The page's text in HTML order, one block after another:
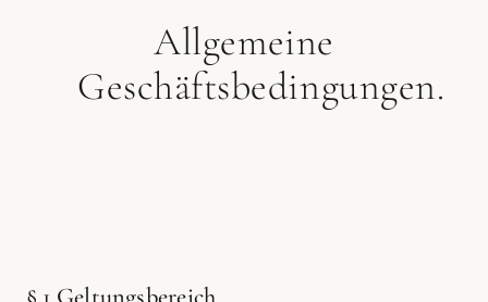
Allgemeine
Geschäftsbedingungen.
§ 1 Geltungsbereich